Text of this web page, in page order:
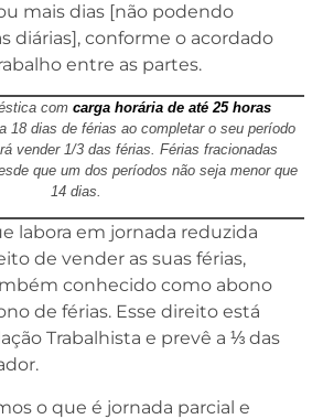
mais dias [não podendo
diárias], conforme o acordado
entre as partes.
com carga horária de até 25 horas
18 dias de férias ao completar o seu período
vender 1/3 das férias. Férias fracionadas
que um dos períodos não seja menor que
14 dias.
labora em jornada reduzida
de vender as suas férias,
conhecido como abono
de férias. Esse direito está
Trabalhista e prevê a ⅓ das
o que é jornada parcial e